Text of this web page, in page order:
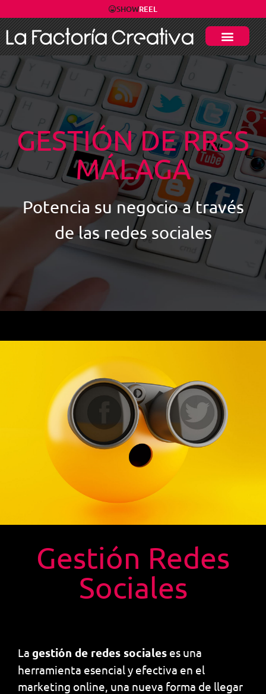
SHOWREEL
GESTIÓN DE RRSS
MÁLAGA
Potencia su negocio a través
de las redes sociales
Gestión Redes
Sociales
La gestión de redes sociales es una
herramienta esencial y efectiva en el
marketing online, una nueva forma de llegar